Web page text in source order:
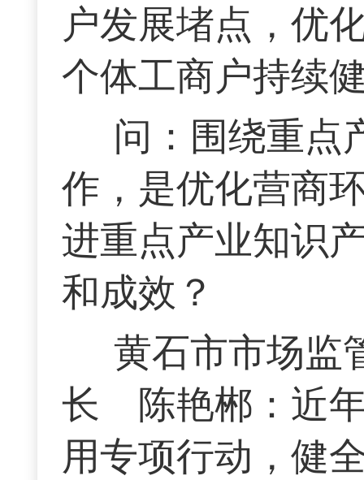
户发展堵点，优
个体工商户持续
问：围绕重点
作，是优化营商
进重点产业知识
和成效？
黄石市市场监
长 陈艳郴：近年
用专项行动，健